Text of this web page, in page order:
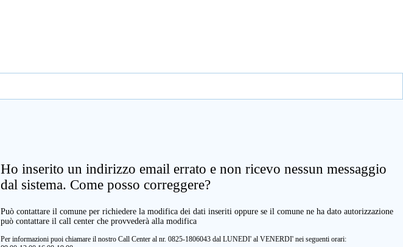
Ho inserito un indirizzo email errato e non ricevo nessun messaggio
dal sistema. Come posso correggere?
Può contattare il comune per richiedere la modifica dei dati inseriti oppure se il comune ne ha dato autorizzazione
può contattare il call center che provvederà alla modifica
Per informazioni puoi chiamare il nostro Call Center al nr. 0825-1806043 dal LUNEDI' al VENERDI' nei seguenti orari: